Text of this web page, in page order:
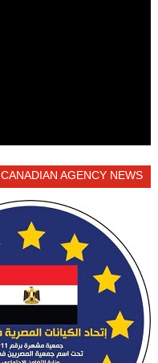
CANADIAN AGENCY NEWS